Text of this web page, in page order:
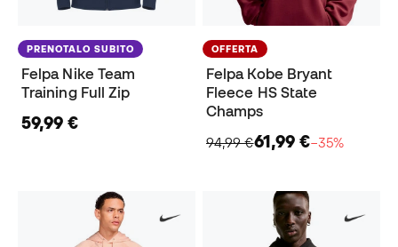
PRENOTALO SUBITO
Felpa Nike Team
Training Full Zip
59,99 €
OFFERTA
Felpa Kobe Bryant
Fleece HS State
Champs
94,99 €61,99 €−35%